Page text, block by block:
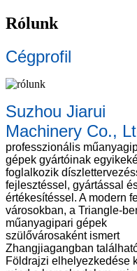
Rólunk
Cégprofil
Suzhou Jiarui
Machinery Co.,
professzionális
gépek gyártóinak
foglalkozik
fejlesztéssel, gyártással
értékesítéssel. A modern
városokban, a Triangle-
műanyagipari gépek
szülővárosaként ismert
Zhangjiagangban
Földrajzi elhelyezkedése